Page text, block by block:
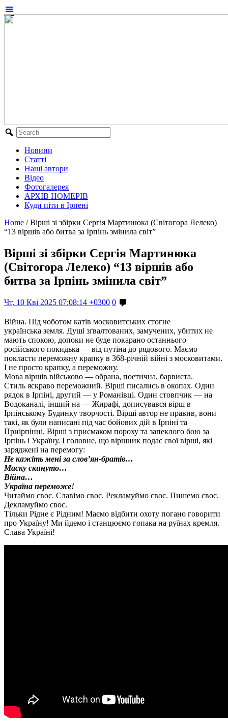
Новини
Статті
Наші автори
Відео
Фотогалерея
АРХІВ НОМЕРІВ
Куди піти в Ірпені
Home / Вірші зі збірки Сергія Мартинюка (Світогора Лелеко)
“13 віршів або битва за Ірпінь змінила світ”
Вірші зі збірки Сергія Мартинюка
(Світогора Лелеко) “13 віршів або
битва за Ірпінь змінила світ”
Чт, 10 Кві 2025 07:08:14 +0300 0
Війна. Під чоботом катів московитських стогне
українська земля. Душі зґвалтованих, замучених, убитих не
мають спокою, допоки не буде покарано останнього
російського покидька — від путіна до рядового. Маємо
покласти переможну крапку в 368-річній війні з московитами.
І не просто крапку, а переможну.
Мова віршів військово — обрана, поетична, барвиста.
Стиль яскраво переможний. Вірші писались в окопах. Один
рядок в Ірпіні, другий — у Романівці. Один стовпчик — на
Водоканалі, інший на — Жирафі, дописувався вірш в
Ірпінському Будинку творчості. Вірші автор не правив, вони
такі, як були написані під час бойових дій в Ірпіні та
Приірпінні. Вірші з присмаком пороху та запеклого бою за
Ірпінь і Україну. І головне, що віршник подає свої вірші, які
заряджені на перемогу:
Не кажіть мені за слов’ян-братів…
Маску скинуто…
Війна…
Україна переможе!
Читаймо своє. Славімо своє. Рекламуймо своє. Пишемо своє.
Декламуймо своє.
Тільки Рідне є Рідним! Маємо відбити охоту погано говорити
про Україну! Ми йдемо і станцюємо гопака на руїнах кремля.
Слава Україні!